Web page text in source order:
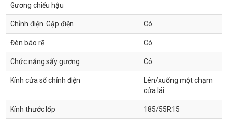
Gương chiếu hậu
Chỉnh điện. Gập điện Có
Đèn báo rẽ Có
Chức năng sấy gương Có
Kính cửa sổ chỉnh điện
Lên/xuống một chạm
cửa lái
Kính thước lốp 185/55R15